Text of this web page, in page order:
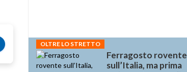
OLTRE LO STRETTO
Ferragosto rovente
sull’Italia, ma prima